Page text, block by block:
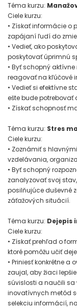
Téma kurzu:
Ciele kurzu:
• Získať informácie o
zapájaní ľudí do
• Vedieť, ako
poskytovať úprimnú
• Byť schopný
reagovať na kľúčové
• Vedieť si efektívne
ešte bude potrebovať
• Získať schopnosť
Téma kurzu: Stres
Ciele kurzu:
• Zoznámiť s
vzdelávania,
• Byť schopný
zanalyzovať svoj
posilňujúce duševné
záťažových situácií.
Téma kurzu: Dejepis
Ciele kurzu:
• Získať prehľad o
ktoré pomôžu učiť
• Priniesť konkrétne a
zaujal, aby žiaci
súvislosti a naučili sa
inovatívnych metód
selekciu informácií,